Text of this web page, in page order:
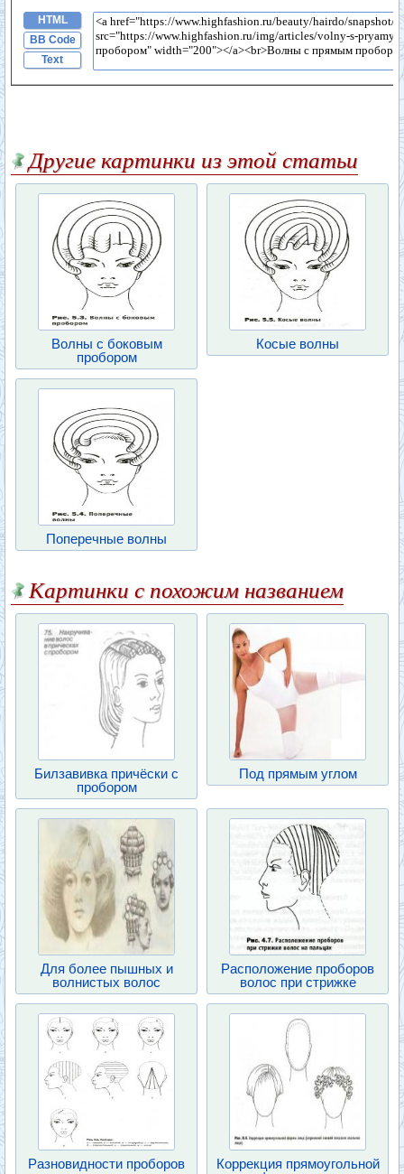
HTML
BB Code
Text
Другие картинки из этой статьи
Волны с боковым
пробором
Косые волны
Поперечные волны
Картинки с похожим названием
Билзавивка причёски с
пробором
Под прямым углом
Для более пышных и
волнистых волос
Расположение проборов
волос при стрижке
Разновидности проборов
Коррекция прямоугольной